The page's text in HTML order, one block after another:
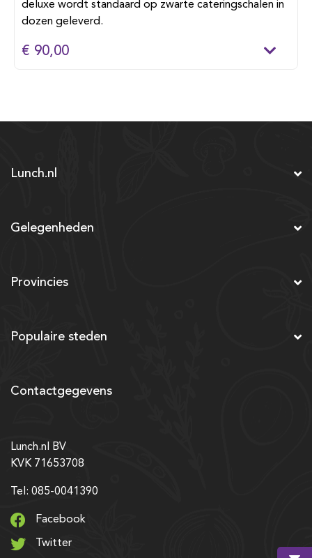
deluxe wordt standaard op zwarte cateringschalen in
dozen geleverd.
€ 90,00
Lunch.nl
Gelegenheden
Provincies
Populaire steden
Contactgegevens
Lunch.nl BV
KVK 71653708
Tel: 085-0041390
Facebook
Twitter